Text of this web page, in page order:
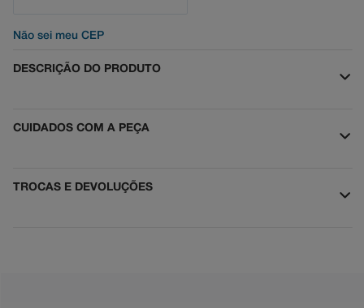
Não sei meu CEP
DESCRIÇÃO DO PRODUTO
CUIDADOS COM A PEÇA
TROCAS E DEVOLUÇÕES